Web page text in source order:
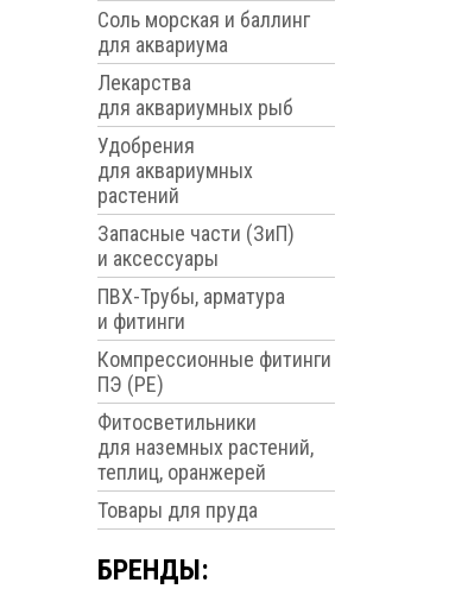
Соль морская и баллинг
для аквариума
Лекарства
для аквариумных рыб
Удобрения
для аквариумных
растений
Запасные части (ЗиП)
и аксессуары
ПВХ-Трубы, арматура
и фитинги
Компрессионные фитинги
ПЭ (PE)
Фитосветильники
для наземных растений,
теплиц, оранжерей
Товары для пруда
БРЕНДЫ: